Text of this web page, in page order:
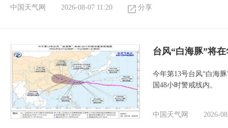
中国天气网 2026-08-07 11:20 分享
台风“白海豚”将
今年第13号台风“白海
国48小时警戒线内。
中国天气网 2026-